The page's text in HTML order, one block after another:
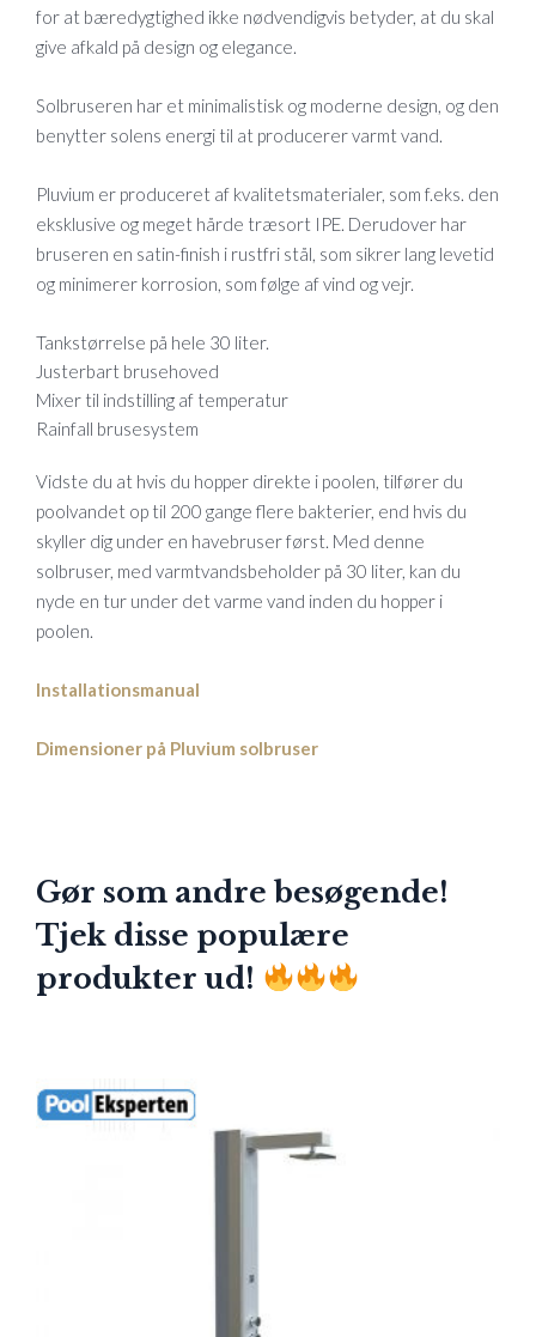
for at bæredygtighed ikke nødvendigvis betyder, at du skal
give afkald på design og elegance.
Solbruseren har et minimalistisk og moderne design, og den
benytter solens energi til at producerer varmt vand.
Pluvium er produceret af kvalitetsmaterialer, som f.eks. den
eksklusive og meget hårde træsort IPE. Derudover har
bruseren en satin-finish i rustfri stål, som sikrer lang levetid
og minimerer korrosion, som følge af vind og vejr.
Tankstørrelse på hele 30 liter.
Justerbart brusehoved
Mixer til indstilling af temperatur
Rainfall brusesystem
Vidste du at hvis du hopper direkte i poolen, tilfører du
poolvandet op til 200 gange flere bakterier, end hvis du
skyller dig under en havebruser først. Med denne
solbruser, med varmtvandsbeholder på 30 liter, kan du
nyde en tur under det varme vand inden du hopper i
poolen.
Installationsmanual
Dimensioner på Pluvium solbruser
Gør som andre besøgende!
Tjek disse populære
produkter ud!